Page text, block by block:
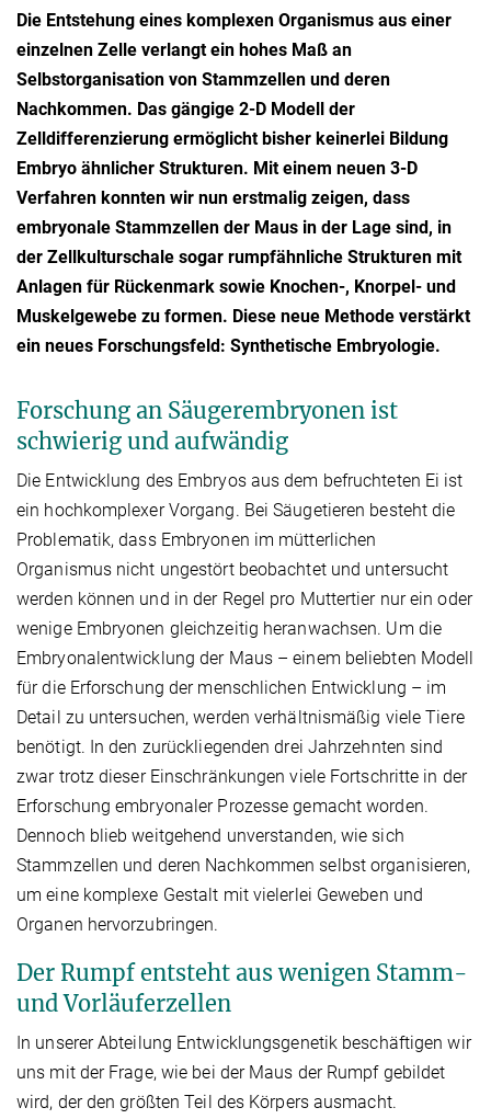
Die Entstehung eines komplexen Organismus aus einer
einzelnen Zelle verlangt ein hohes Maß an
Selbstorganisation von Stammzellen und deren
Nachkommen. Das gängige 2-D Modell der
Zelldifferenzierung ermöglicht bisher keinerlei Bildung
Embryo ähnlicher Strukturen. Mit einem neuen 3-D
Verfahren konnten wir nun erstmalig zeigen, dass
embryonale Stammzellen der Maus in der Lage sind, in
der Zellkulturschale sogar rumpfähnliche Strukturen mit
Anlagen für Rückenmark sowie Knochen-, Knorpel- und
Muskelgewebe zu formen. Diese neue Methode verstärkt
ein neues Forschungsfeld: Synthetische Embryologie.
Forschung an Säugerembryonen ist
schwierig und aufwändig
Die Entwicklung des Embryos aus dem befruchteten Ei ist
ein hochkomplexer Vorgang. Bei Säugetieren besteht die
Problematik, dass Embryonen im mütterlichen
Organismus nicht ungestört beobachtet und untersucht
werden können und in der Regel pro Muttertier nur ein oder
wenige Embryonen gleichzeitig heranwachsen. Um die
Embryonalentwicklung der Maus – einem beliebten Modell
für die Erforschung der menschlichen Entwicklung – im
Detail zu untersuchen, werden verhältnismäßig viele Tiere
benötigt. In den zurückliegenden drei Jahrzehnten sind
zwar trotz dieser Einschränkungen viele Fortschritte in der
Erforschung embryonaler Prozesse gemacht worden.
Dennoch blieb weitgehend unverstanden, wie sich
Stammzellen und deren Nachkommen selbst organisieren,
um eine komplexe Gestalt mit vielerlei Geweben und
Organen hervorzubringen.
Der Rumpf entsteht aus wenigen Stamm-
und Vorläuferzellen
In unserer Abteilung Entwicklungsgenetik beschäftigen wir
uns mit der Frage, wie bei der Maus der Rumpf gebildet
wird, der den größten Teil des Körpers ausmacht.